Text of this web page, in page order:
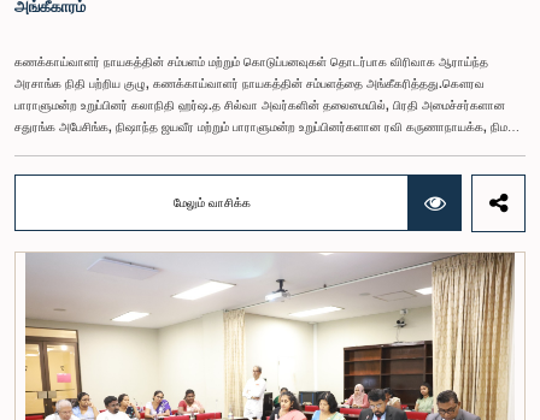
அங்கீகாரம்
கணக்காய்வாளர் நாயகத்தின் சம்பளம் மற்றும் கொடுப்பனவுகள் தொடர்பாக விரிவாக ஆராய்ந்த
அரசாங்க நிதி பற்றிய குழு, கணக்காய்வாளர் நாயகத்தின் சம்பளத்தை அங்கீகரித்தது.கௌரவ
பாராளுமன்ற உறுப்பினர் கலாநிதி ஹர்ஷ.த சில்வா அவர்களின் தலைமையில், பிரதி அமைச்சர்களான
சதுரங்க அபேசிங்க, நிஷாந்த ஜயவீர மற்றும் பாராளுமன்ற உறுப்பினர்களான ரவி கருணாநாயக்க, நிமல்
நிதி பற்றிய குழுக் கூட்டத்திலேயே இந்த அங்கீகாரம் வழங்கப்பட்டது.இலங்கை ஜனநாயக சோசலிசக்
குடியரசின் அரசியலமைப்பின் 153(2) ஆம் உறுப்புரையின் பிரகாரம், கணக்காய்வாளர் நாயகத்தின்
சம்பளம் தொடர்பான பிரேரணை குழுவின் கவனத்திற்கு கொண்டு வரப்பட்டது.இதன்போது,
கணக்காய்வாளர் நாயகத்தின் பொறுப்புகள், அரச நிதி மேற்பார்வை மற்றும் கணக்காய்வுத் துறையின்
சுயாதீனத் தன்மை உள்ளிட்ட விடயங்களை கருத்தில் கொண்டு, சம்பள மட்டம் தொடர்பாக குழுத்
தலைவர் உள்ளிட்ட உறுப்பினர்கள் தமது கருத்துகளையும் பரிந்துரைகளையும் முன்வைத்தனர்.மேலும்,
அரசியலமைப்பின் 170 ஆம் உறுப்புரையின் பிரகாரம், கணக்காய்வாளர் நாயகம் ஒரு அரசாங்க ஊழியர்
அல்ல என்பதையும், நடைமுறையில் உள்ள அரசாங்க சம்பள அளவுகோலுக்கு வெளியே இப்பதவிக்கான
சம்பளத்தை விசேடமாக பரிசீலிக்க முடியும் என்பதையும் குழு சுட்டிக்காட்டியது.முன்மொழியப்பட்ட சம்பளத்
தொகை, முன்னர் பதவி வகித்த கணக்காய்வாளர் நாயகங்களின் சம்பளங்களையும் கருத்தில் கொண்டு
நிர்ணயிக்கப்பட்டதாக அதிகாரிகள் தெரிவித்தனர். இதற்கு முன்னர், சம்பளங்கள் மற்றும் பணியாளர்
மேலும் வாசிக்க